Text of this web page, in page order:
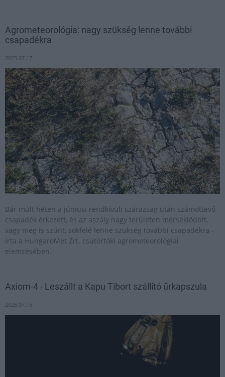
Agrometeorológia: nagy szükség lenne további
csapadékra
2025.07.17
Bár múlt héten a júniusi rendkívüli szárazság után számottevő
csapadék érkezett, és az aszály nagy területen mérséklődött,
vagy meg is szűnt, sokfelé lenne szükség további csapadékra -
írta a HungaroMet Zrt. csütörtöki agrometeorológiai
elemzésében.
Axiom-4 - Leszállt a Kapu Tibort szállító űrkapszula
2025.07.15